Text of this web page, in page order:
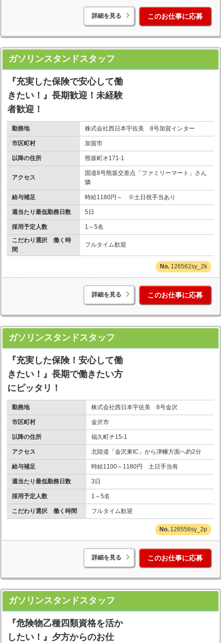
詳細を見る このお仕事に応募
ガソリンスタンドスタッフ
『充実した保険で安心して働
きたい！』長期歓迎！未経験
者歓迎！
勤務地 株式会社西日本宇佐美 8号加賀インター
市区町村 加賀市
以降の住所 熊坂町オ171-1
アクセス
国道8号熊坂交差点「ファミリーマート」さん
隣
給与補足 時給1180円～ ※土日祝手当あり
週当たり最低勤務日数 5日
採用予定人数
1～5名
こだわり選択 働く時
間
フルタイム歓迎
126562sy_2k
詳細を見る このお仕事に応募
ガソリンスタンドスタッフ
『充実した保険！安心して働
きたい！』長期で働きたい方
にピッタリ！
勤務地 株式会社西日本宇佐美 8号金沢
市区町村 金沢市
以降の住所 福久町チ15-1
アクセス 北陸道「金沢東IC」から津幡方面へ約2分
給与補足 時給1100～1180円 土日手当有
週当たり最低勤務日数 3日
採用予定人数 1～5名
こだわり選択 働く時間 フルタイム歓迎
126556sy_2p
詳細を見る このお仕事に応募
ガソリンスタンドスタッフ
『危険物乙種四類資格を活か
したい！』夕方からのお仕